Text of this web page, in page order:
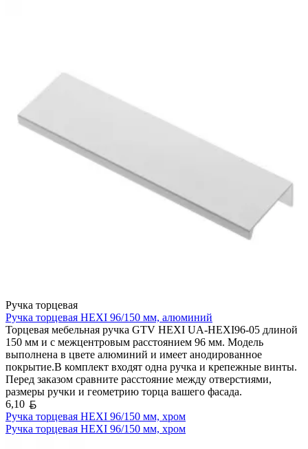
Ручка торцевая
Ручка торцевая HEXI 96/150 мм, алюминий
Торцевая мебельная ручка GTV HEXI UA-HEXI96-05 длиной
150 мм и с межцентровым расстоянием 96 мм. Модель
выполнена в цвете алюминий и имеет анодированное
покрытие.В комплект входят одна ручка и крепежные винты.
Перед заказом сравните расстояние между отверстиями,
размеры ручки и геометрию торца вашего фасада.
6,10
Ручка торцевая HEXI 96/150 мм, хром
Ручка торцевая HEXI 96/150 мм, хром